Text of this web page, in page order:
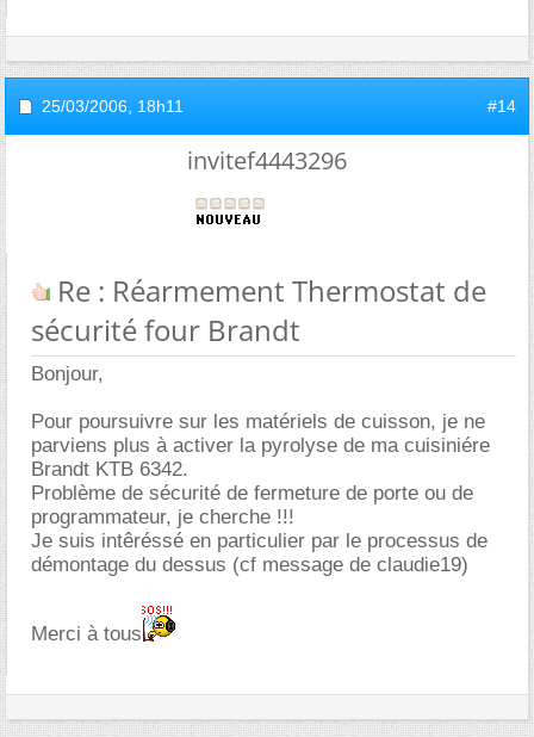
25/03/2006, 18h11 #14
invitef4443296
Re : Réarmement Thermostat de
sécurité four Brandt
Bonjour,
Pour poursuivre sur les matériels de cuisson, je ne
parviens plus à activer la pyrolyse de ma cuisiniére
Brandt KTB 6342.
Problème de sécurité de fermeture de porte ou de
programmateur, je cherche !!!
Je suis intêréssé en particulier par le processus de
démontage du dessus (cf message de claudie19)
Merci à tous